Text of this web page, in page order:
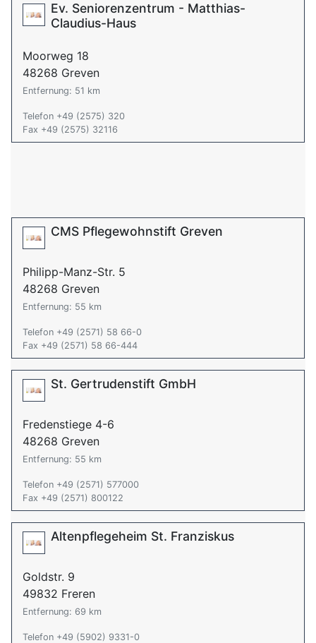
Ev. Seniorenzentrum - Matthias-
Claudius-Haus
Moorweg 18
48268 Greven
Entfernung: 51 km
Telefon +49 (2575) 320
Fax +49 (2575) 32116
CMS Pflegewohnstift Greven
Philipp-Manz-Str. 5
48268 Greven
Entfernung: 55 km
Telefon +49 (2571) 58 66-0
Fax +49 (2571) 58 66-444
St. Gertrudenstift GmbH
Fredenstiege 4-6
48268 Greven
Entfernung: 55 km
Telefon +49 (2571) 577000
Fax +49 (2571) 800122
Altenpflegeheim St. Franziskus
Goldstr. 9
49832 Freren
Entfernung: 69 km
Telefon +49 (5902) 9331-0